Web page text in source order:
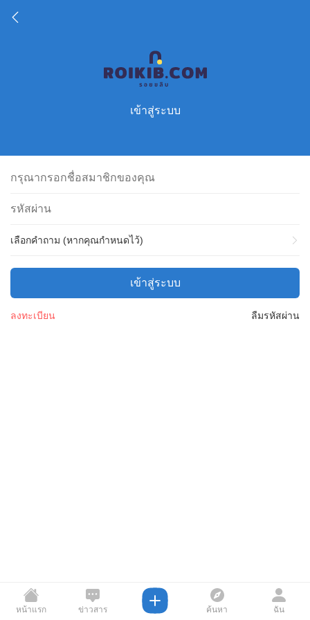
เข้าสู่ระบบ
เลือกคำถาม (หากคุณกำหนดไว้)
เข้าสู่ระบบ
ลืมรหัสผ่าน
ลงทะเบียน
หน้าแรก ข่าวสาร ค้นหา ฉัน